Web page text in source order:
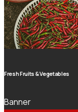
Fresh Fruits & Vegetables
Banner